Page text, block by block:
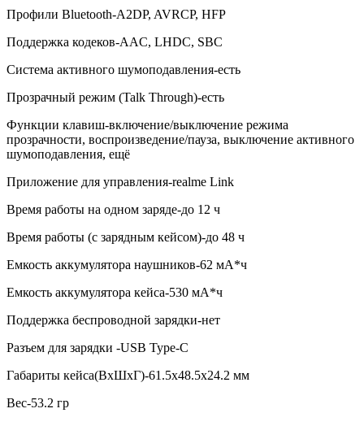
Профили Bluetooth-A2DP, AVRCP, HFP
Поддержка кодеков-AAC, LHDC, SBC
Система активного шумоподавления-есть
Прозрачный режим (Talk Through)-есть
Функции клавиш-включение/выключение режима
прозрачности, воспроизведение/пауза, выключение активного
шумоподавления, ещё
Приложение для управления-realme Link
Время работы на одном заряде-до 12 ч
Время работы (с зарядным кейсом)-до 48 ч
Емкость аккумулятора наушников-62 мА*ч
Емкость аккумулятора кейса-530 мА*ч
Поддержка беспроводной зарядки-нет
Разъем для зарядки -USB Type-C
Габариты кейса(ВxШxГ)-61.5х48.5х24.2 мм
Вес-53.2 гр